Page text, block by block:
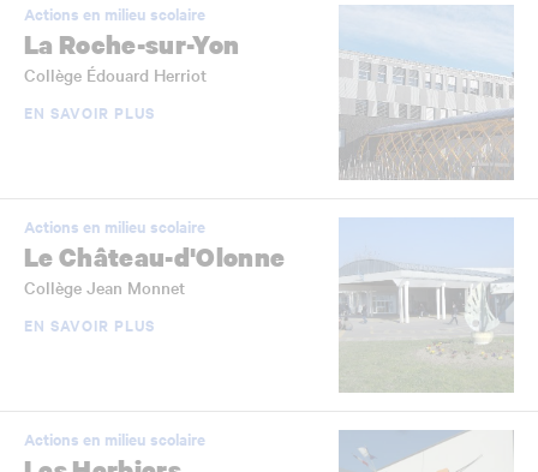
Actions en milieu scolaire
La Roche-sur-Yon
Collège Édouard Herriot
EN SAVOIR PLUS
Actions en milieu scolaire
Le Château-d'Olonne
Collège Jean Monnet
EN SAVOIR PLUS
Actions en milieu scolaire